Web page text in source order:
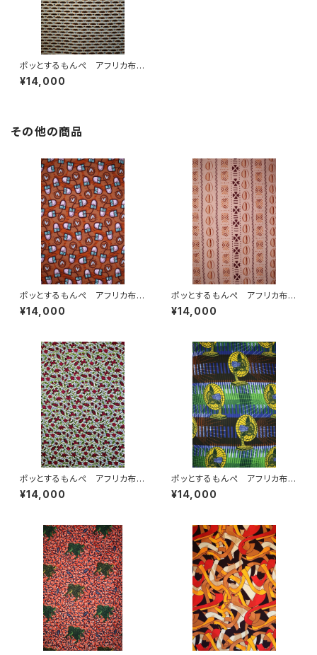
ポッとするもんぺ アフリカ布
No.122
¥14,000
その他の商品
ポッとするもんぺ アフリカ布
No.166
¥14,000
ポッとするもんぺ アフリカ布
No.87
¥14,000
ポッとするもんぺ アフリカ布
No.231
¥14,000
ポッとするもんぺ アフリカ布
No.141
¥14,000